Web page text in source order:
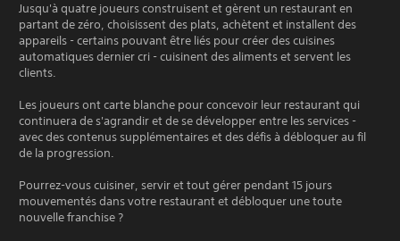
Jusqu'à quatre joueurs construisent et gèrent un restaurant en
partant de zéro, choisissent des plats, achètent et installent des
appareils - certains pouvant être liés pour créer des cuisines
automatiques dernier cri - cuisinent des aliments et servent les
clients.
Les joueurs ont carte blanche pour concevoir leur restaurant qui
continuera de s'agrandir et de se développer entre les services -
avec des contenus supplémentaires et des défis à débloquer au fil
de la progression.
Pourrez-vous cuisiner, servir et tout gérer pendant 15 jours
mouvementés dans votre restaurant et débloquer une toute
nouvelle franchise ?